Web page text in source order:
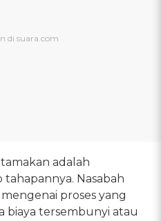
adalah
Nasabah
proses yang
biaya tersembunyi atau